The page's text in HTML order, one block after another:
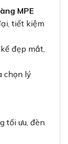
MPE
tiết kiệm
đẹp mắt,
chọn lý
tối ưu, đèn